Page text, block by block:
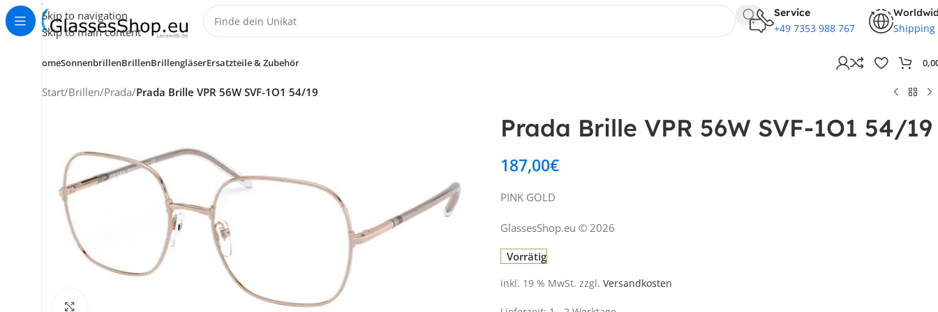
Skip to navigation
Skip to main content
KUNDENSERVICE
HELP CENTER
+49 (0) 7353 988 767
Kontakt-Formular
Service
+49 7353 988 767 Shipping
HomeSonnenbrillenBrillenBrillengläserErsatzteile & Zubehör
Start/Brillen/Prada/Prada Brille VPR 56W SVF-1O1 54/19
Prada Brille VPR 56W SVF-1O1 54/19
187,00€
PINK GOLD
GlassesShop.eu © 2026
Vorrätig
inkl. 19 % MwSt. zzgl. Versandkosten